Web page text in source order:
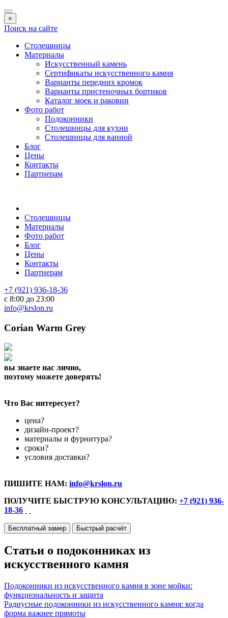
×
Поиск на сайте
Столешницы
Материалы
Искусственный камень
Сертификаты искусственного камня
Варианты передних кромок
Варианты пристеночных бортиков
Каталог моек и раковин
Фото работ
Подоконники
Столешницы для кухни
Столешницы для ванной
Блог
Цены
Контакты
Партнерам
Столешницы
Материалы
Фото работ
Блог
Цены
Контакты
Партнерам
+7 (921) 936-18-36
с 8:00 до 23:00
info@krslon.ru
Corian Warm Grey
вы знаете нас лично,
поэтому можете доверять!
Что Вас интересует?
цена?
дизайн-проект?
материалы и фурнитура?
сроки?
условия доставки?
ПИШИТЕ НАМ: info@krslon.ru
ПОЛУЧИТЕ БЫСТРУЮ КОНСУЛЬТАЦИЮ: +7 (921) 936-
18-36
Бесплатный замер Быстрый расчёт
Статьи о подоконниках из
искусственного камня
Подоконники из искусственного камня в зоне мойки:
функциональность и защита
Радиусные подоконники из искусственного камня: когда
форма важнее прямоты